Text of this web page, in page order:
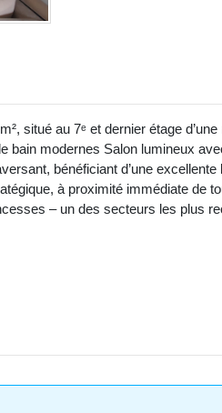
situé au 7ᵉ et dernier étage
modernes Salon lumineux
bénéficiant d’une
à proximité immédiate
– un des secteurs les plus